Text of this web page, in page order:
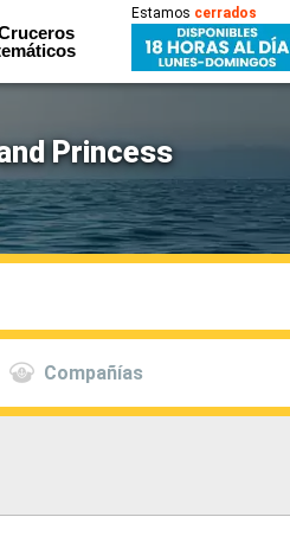
Estamos cerrados
Princess
Compañías